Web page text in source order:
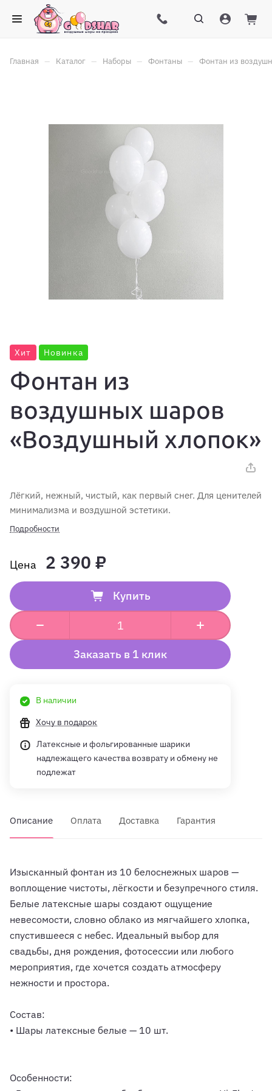
Главная – Каталог – Наборы – Фонтаны – Фонтан из
Хит Новинка
Фонтан из
воздушных шаров
«Воздушный хлопок»
Лёгкий, нежный, чистый, как первый снег. Для ценителей
минимализма и воздушной эстетики.
Подробности
2 390 ₽
Купить
Заказать в 1 клик
В наличии
Хочу в подарок
Латексные и фольгированные шарики
надлежащего качества возврату и обмену не
подлежат
Описание Оплата Доставка Гарантия
Изысканный фонтан из 10 белоснежных шаров —
воплощение чистоты, лёгкости и безупречного стиля.
Белые латексные шары создают ощущение
невесомости, словно облако из мягчайшего хлопка,
спустившееся с небес. Идеальный выбор для
свадьбы, дня рождения, фотосессии или любого
мероприятия, где хочется создать атмосферу
нежности и простора.
Состав:
• Шары латексные белые — 10 шт.
Особенности: